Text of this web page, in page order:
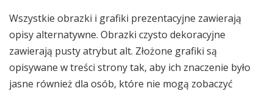
Wszystkie obrazki i grafiki prezentacyjne zawierają
opisy alternatywne. Obrazki czysto dekoracyjne
zawierają pusty atrybut alt. Złożone grafiki są
opisywane w treści strony tak, aby ich znaczenie było
jasne również dla osób, które nie mogą zobaczyć